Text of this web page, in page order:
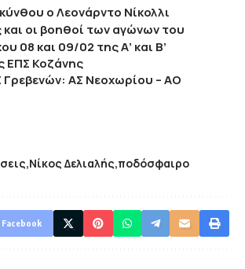
ο Λεονάρντο Νίκολλι
και οι βοηθοί των αγώνων του
08 και 09/02 της Α’ και Β’
ΕΠΣ Κοζάνης
Γρεβενών: ΑΣ Νεοχωρίου – ΑΟ
Νίκος Δελιαλής ποδόσφαιρο
Facebook